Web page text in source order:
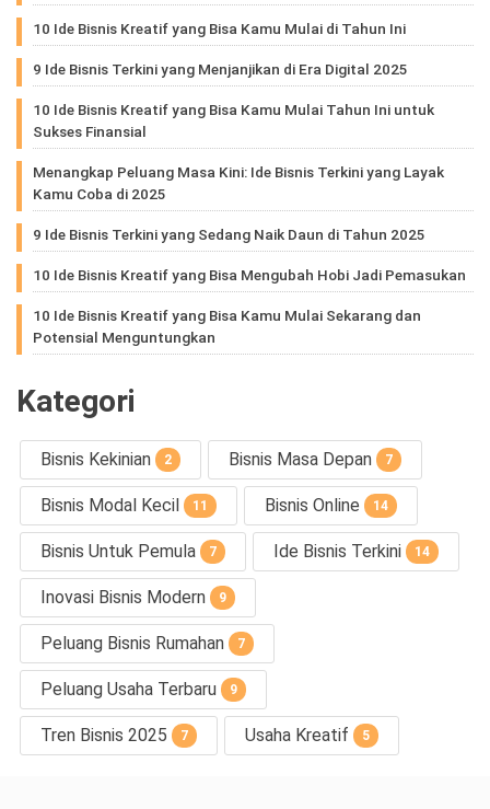
10 Ide Bisnis Kreatif yang Bisa Kamu Mulai di Tahun Ini
9 Ide Bisnis Terkini yang Menjanjikan di Era Digital 2025
10 Ide Bisnis Kreatif yang Bisa Kamu Mulai Tahun Ini untuk
Sukses Finansial
Menangkap Peluang Masa Kini: Ide Bisnis Terkini yang Layak
Kamu Coba di 2025
9 Ide Bisnis Terkini yang Sedang Naik Daun di Tahun 2025
10 Ide Bisnis Kreatif yang Bisa Mengubah Hobi Jadi Pemasukan
10 Ide Bisnis Kreatif yang Bisa Kamu Mulai Sekarang dan
Potensial Menguntungkan
Kategori
Bisnis Kekinian 2 Bisnis Masa Depan 7
Bisnis Modal Kecil 11 Bisnis Online 14
Bisnis Untuk Pemula 7 Ide Bisnis Terkini 14
Inovasi Bisnis Modern 9
Peluang Bisnis Rumahan 7
Peluang Usaha Terbaru 9
Tren Bisnis 2025 7 Usaha Kreatif 5